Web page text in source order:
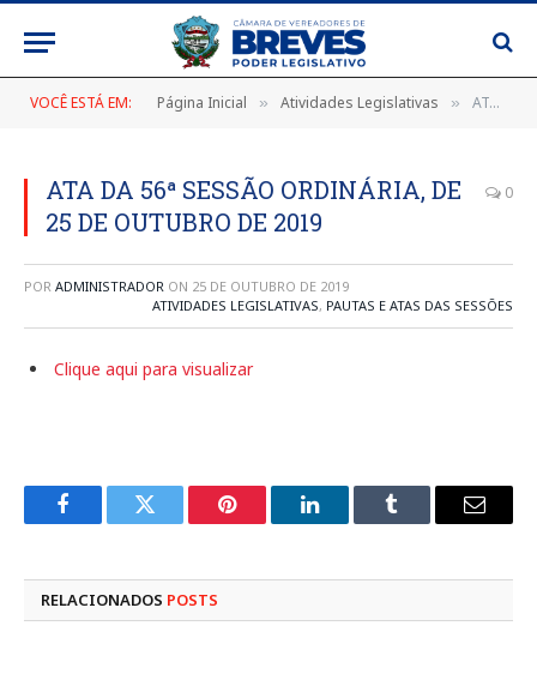
VOCÊ ESTÁ EM: Página Inicial » Atividades Legislativas » ATA DA 56ª SESSÃO ORDINÁRIA, DE 25 DE OUTUBRO DE 2019
ATA DA 56ª SESSÃO ORDINÁRIA, DE
25 DE OUTUBRO DE 2019
0
POR ADMINISTRADOR ON 25 DE OUTUBRO DE 2019
ATIVIDADES LEGISLATIVAS, PAUTAS E ATAS DAS SESSÕES
Clique aqui para visualizar
FacebookTwitter Pinterest LinkedInTumblr
E-
RELACIONADOS POSTS